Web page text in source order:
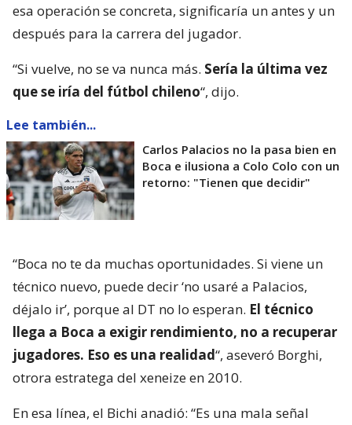
esa operación se concreta, significaría un antes y un
después para la carrera del jugador.
“Si vuelve, no se va nunca más. Sería la última vez
que se iría del fútbol chileno“, dijo.
Lee también...
Carlos Palacios no la pasa bien en
Boca e ilusiona a Colo Colo con un
retorno: "Tienen que decidir"
“Boca no te da muchas oportunidades. Si viene un
técnico nuevo, puede decir ‘no usaré a Palacios,
déjalo ir’, porque al DT no lo esperan. El técnico
llega a Boca a exigir rendimiento, no a recuperar
jugadores. Eso es una realidad“, aseveró Borghi,
otrora estratega del xeneize en 2010.
En esa línea, el Bichi anadió: “Es una mala señal